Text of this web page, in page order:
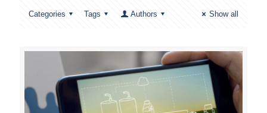
Categories Tags Authors Show all